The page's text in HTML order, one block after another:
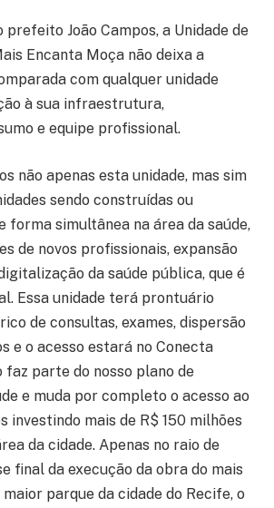
prefeito João Campos, a Unidade de
Encanta Moça não deixa a
com qualquer unidade
à sua infraestrutura,
e equipe profissional.
não apenas esta unidade, mas sim
sendo construídas ou
forma simultânea na área da saúde,
de novos profissionais, expansão
da saúde pública, que é
Essa unidade terá prontuário
de consultas, exames, dispersão
e o acesso estará no Conecta
faz parte do nosso plano de
e muda por completo o acesso ao
investindo mais de R$ 150 milhões
da cidade. Apenas no raio de
final da execução da obra do mais
maior parque da cidade do Recife, o